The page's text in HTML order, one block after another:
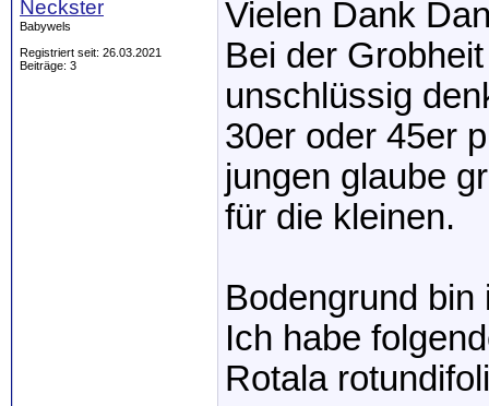
Neckster
Babywels
Registriert seit: 26.03.2021
Beiträge: 3
Vielen Dank
Bei der
unschlüssig
30er oder 45er
jungen glaube
für die kleinen.
Bodengrund
Ich habe
Rotala